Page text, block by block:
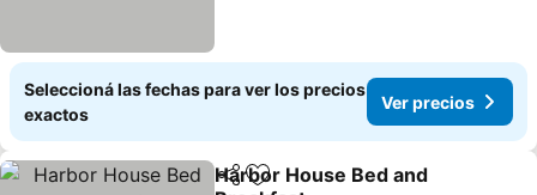
Seleccioná las fechas para ver los precios
exactos
Ver precios
CompartirAñadir a favoritos
Harbor House Bed and